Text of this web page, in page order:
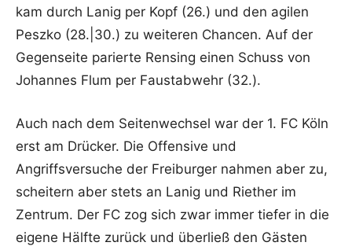
kam durch Lanig per Kopf (26.) und den agilen
Peszko (28.|30.) zu weiteren Chancen. Auf der
Gegenseite parierte Rensing einen Schuss von
Johannes Flum per Faustabwehr (32.).
Auch nach dem Seitenwechsel war der 1. FC Köln
erst am Drücker. Die Offensive und
Angriffsversuche der Freiburger nahmen aber zu,
scheitern aber stets an Lanig und Riether im
Zentrum. Der FC zog sich zwar immer tiefer in die
eigene Hälfte zurück und überließ den Gästen